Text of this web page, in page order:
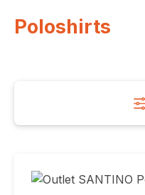
Poloshirts